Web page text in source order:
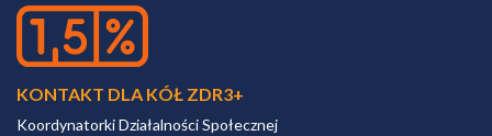
KONTAKT DLA KÓŁ ZDR3+
Koordynatorki Działalności Społecznej